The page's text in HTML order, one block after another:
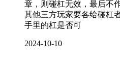
章，则碰杠无效，最后不
其他三方玩家要各给碰杠
手里的杠是否可
2024-10-10